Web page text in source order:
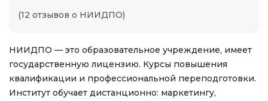
(12 отзывов о НИИДПО)
НИИДПО — это образовательное учреждение, имеет
государственную лицензию. Курсы повышения
квалификации и профессиональной переподготовки.
Институт обучает дистанционно: маркетингу,